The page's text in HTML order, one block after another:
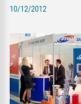
10/12/2012